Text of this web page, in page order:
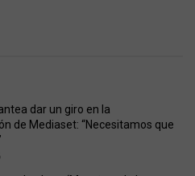
dar un giro en la
de Mediaset: “Necesitamos que